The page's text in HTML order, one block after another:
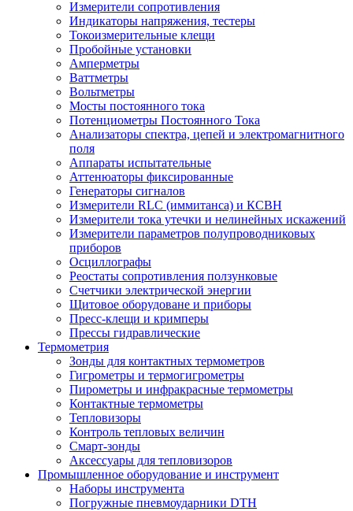
Измерители сопротивления
Индикаторы напряжения, тестеры
Токоизмерительные клещи
Пробойные установки
Амперметры
Ваттметры
Вольтметры
Мосты постоянного тока
Потенциометры Постоянного Тока
Анализаторы спектра, цепей и электромагнитного
поля
Аппараты испытательные
Аттенюаторы фиксированные
Генераторы сигналов
Измерители RLC (иммитанса) и КСВН
Измерители тока утечки и нелинейных искажений
Измерители параметров полупроводниковых
приборов
Осциллографы
Реостаты сопротивления ползунковые
Счетчики электрической энергии
Щитовое оборудоване и приборы
Пресс-клещи и кримперы
Прессы гидравлические
Термометрия
Зонды для контактных термометров
Гигрометры и термогигрометры
Пирометры и инфракрасные термометры
Контактные термометры
Тепловизоры
Контроль тепловых величин
Смарт-зонды
Аксессуары для тепловизоров
Промышленное оборудование и инструмент
Наборы инструмента
Погружные пневмоударники DTH